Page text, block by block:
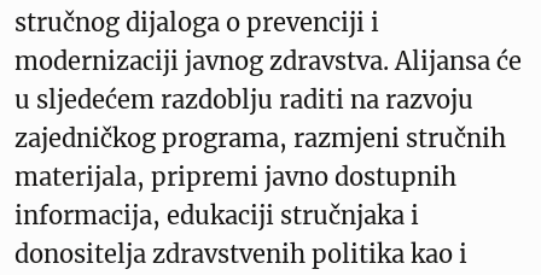
stručnog dijaloga o prevenciji i
modernizaciji javnog zdravstva. Alijansa će
u sljedećem razdoblju raditi na razvoju
zajedničkog programa, razmjeni stručnih
materijala, pripremi javno dostupnih
informacija, edukaciji stručnjaka i
donositelja zdravstvenih politika kao i